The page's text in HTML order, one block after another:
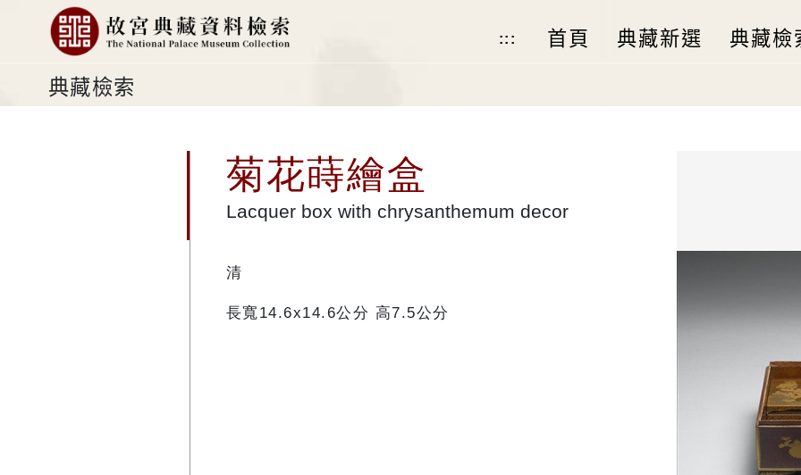
::: 首頁 典藏新選 典藏檢
典藏檢索
菊花蒔繪盒
Lacquer box with chrysanthemum decor
清
長寬14.6x14.6公分 高7.5公分